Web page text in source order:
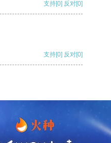
支持[0] 反对[0]
支持[0] 反对[0]